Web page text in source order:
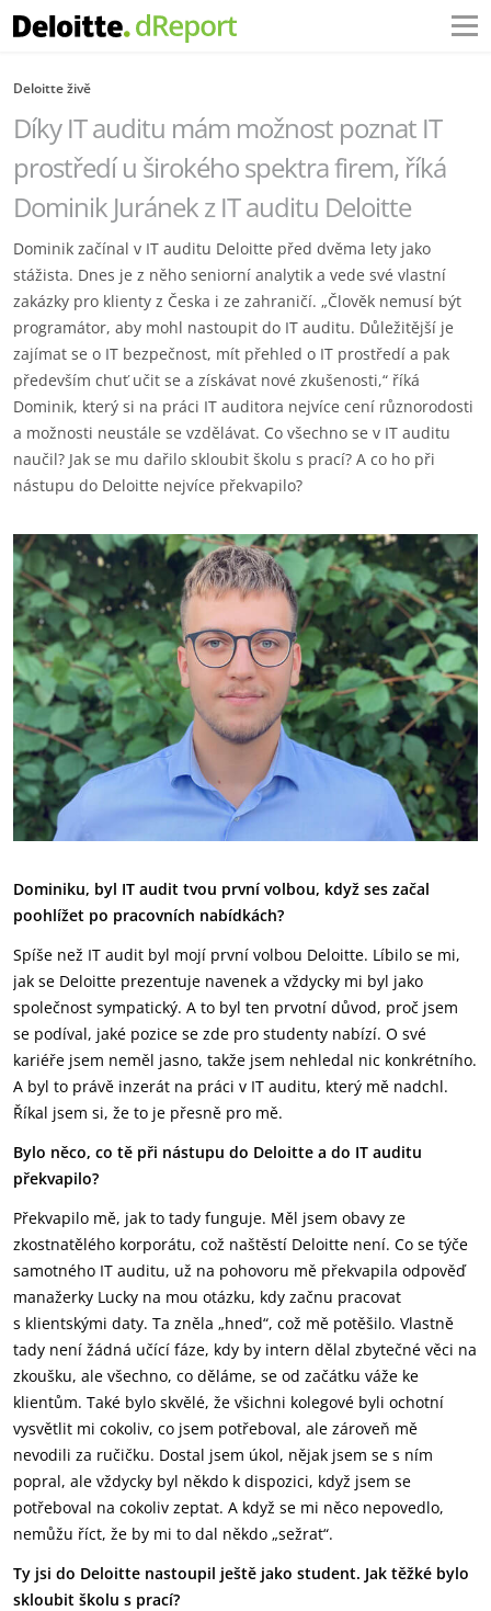
Deloitte živě
Díky IT auditu mám možnost poznat IT
prostředí u širokého spektra firem, říká
Dominik Juránek z IT auditu Deloitte
Dominik začínal v IT auditu Deloitte před dvěma lety jako
stážista. Dnes je z něho seniorní analytik a vede své vlastní
zakázky pro klienty z Česka i ze zahraničí. „Člověk nemusí být
programátor, aby mohl nastoupit do IT auditu. Důležitější je
zajímat se o IT bezpečnost, mít přehled o IT prostředí a pak
především chuť učit se a získávat nové zkušenosti,“ říká
Dominik, který si na práci IT auditora nejvíce cení různorodosti
a možnosti neustále se vzdělávat. Co všechno se v IT auditu
naučil? Jak se mu dařilo skloubit školu s prací? A co ho při
nástupu do Deloitte nejvíce překvapilo?
Dominiku, byl IT audit tvou první volbou, když ses začal
poohlížet po pracovních nabídkách?
Spíše než IT audit byl mojí první volbou Deloitte. Líbilo se mi,
jak se Deloitte prezentuje navenek a vždycky mi byl jako
společnost sympatický. A to byl ten prvotní důvod, proč jsem
se podíval, jaké pozice se zde pro studenty nabízí. O své
kariéře jsem neměl jasno, takže jsem nehledal nic konkrétního.
A byl to právě inzerát na práci v IT auditu, který mě nadchl.
Říkal jsem si, že to je přesně pro mě.
Bylo něco, co tě při nástupu do Deloitte a do IT auditu
překvapilo?
Překvapilo mě, jak to tady funguje. Měl jsem obavy ze
zkostnatělého korporátu, což naštěstí Deloitte není. Co se týče
samotného IT auditu, už na pohovoru mě překvapila odpověď
manažerky Lucky na mou otázku, kdy začnu pracovat
s klientskými daty. Ta zněla „hned“, což mě potěšilo. Vlastně
tady není žádná učící fáze, kdy by intern dělal zbytečné věci na
zkoušku, ale všechno, co děláme, se od začátku váže ke
klientům. Také bylo skvělé, že všichni kolegové byli ochotní
vysvětlit mi cokoliv, co jsem potřeboval, ale zároveň mě
nevodili za ručičku. Dostal jsem úkol, nějak jsem se s ním
popral, ale vždycky byl někdo k dispozici, když jsem se
potřeboval na cokoliv zeptat. A když se mi něco nepovedlo,
nemůžu říct, že by mi to dal někdo „sežrat“.
Ty jsi do Deloitte nastoupil ještě jako student. Jak těžké bylo
skloubit školu s prací?